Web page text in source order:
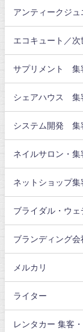
アンティークジ
エコキュート／
サプリメント 集
シェアハウス 集
システム開発 集
ネイルサロン・集
ネットショップ集
ブライダル・ウ
ブランディング
メルカリ
ライター
レンタカー 集客